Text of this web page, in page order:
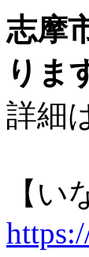
志摩
りま
詳細
【